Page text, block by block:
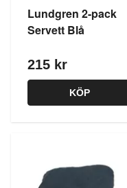
Lundgren 2-pack
Servett Blå
215 kr
KÖP